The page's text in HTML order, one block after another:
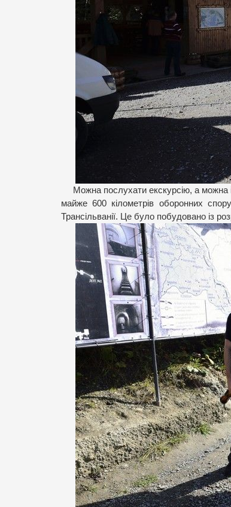
Можна послухати екскурсію, а можна
майже 600 кілометрів оборонних
Трансільванії. Це було побудовано із